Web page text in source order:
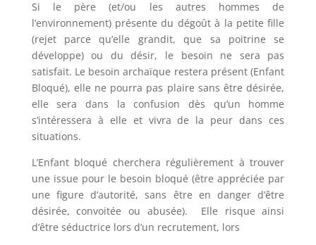
Si le père (et/ou les autres hommes de
l’environnement) présente du dégoût à la petite fille
(rejet parce qu’elle grandit, que sa poitrine se
développe) ou du désir, le besoin ne sera pas
satisfait. Le besoin archaïque restera présent (Enfant
Bloqué), elle ne pourra pas plaire sans être désirée,
elle sera dans la confusion dès qu’un homme
s’intéressera à elle et vivra de la peur dans ces
situations.
L’Enfant bloqué cherchera régulièrement à trouver
une issue pour le besoin bloqué (être appréciée par
une figure d’autorité, sans être en danger d’être
désirée, convoitée ou abusée). Elle risque ainsi
d’être séductrice lors d’un recrutement, lors